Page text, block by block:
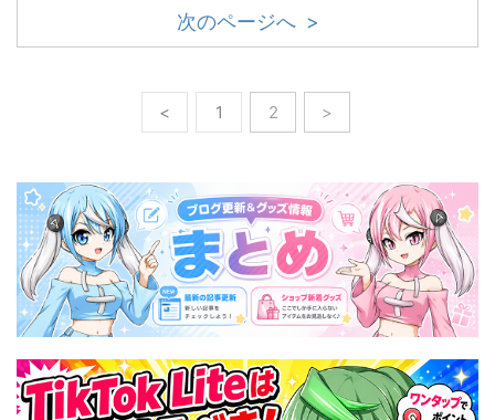
次のページへ >
< 1 2 >